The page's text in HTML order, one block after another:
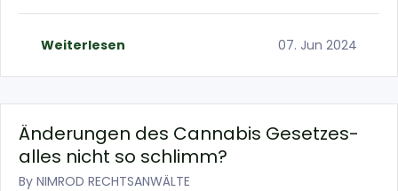
Weiterlesen 07. Jun 2024
Änderungen des Cannabis Gesetzes-
alles nicht so schlimm?
By NIMROD RECHTSANWÄLTE